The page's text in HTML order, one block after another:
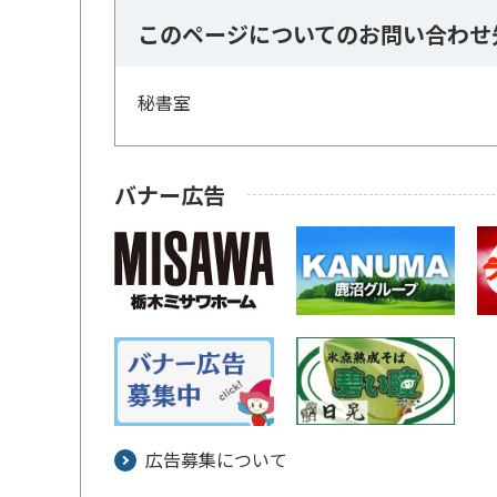
このページについてのお問い合わ
秘書室
バナー広告
広告募集について